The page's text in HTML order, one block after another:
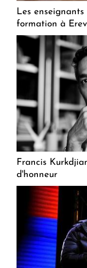
Les
formation à
Francis
d'honneur